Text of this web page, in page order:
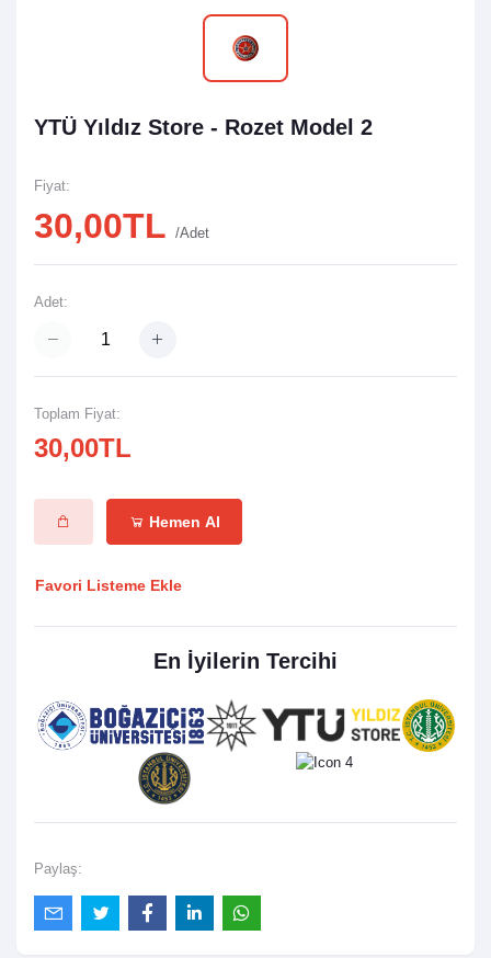
YTÜ Yıldız Store - Rozet Model 2
Fiyat:
30,00TL /Adet
Adet:
Toplam Fiyat:
30,00TL
Hemen Al
Favori Listeme Ekle
En İyilerin Tercihi
Paylaş: